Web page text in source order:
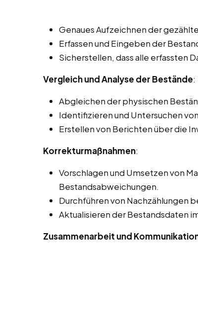
Genaues Aufzeichnen der
Erfassen und Eingeben der
Sicherstellen, dass alle erfassten
Vergleich und Analyse der Bestände:
Abgleichen der physischen
Identifizieren und Untersuchen
Erstellen von Berichten über die
Korrekturmaßnahmen:
Vorschlagen und Umsetzen von
Bestandsabweichungen.
Durchführen von Nachzählungen
Aktualisieren der Bestandsdaten
Zusammenarbeit und